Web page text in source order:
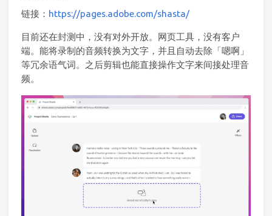
链接： https://pages.adobe.com/shasta/
目前还在封测中，没有对外开放。网页工具，没有客户
端。能将录制的音频转换为文字，并且自动去除「嗯啊」
等冗余语气词。之后剪辑也能直接操作文字来间接处理音
频。